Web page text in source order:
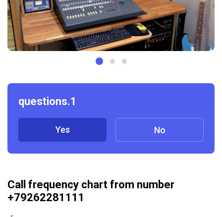
questions.1
Yes No
Call frequency chart from number
+79262281111